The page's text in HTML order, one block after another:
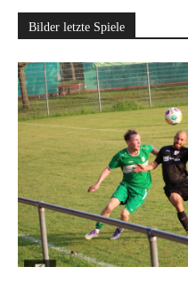
Bilder letzte Spiele